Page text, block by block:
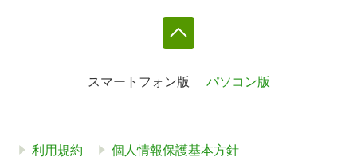
スマートフォン版 パソコン版
利用規約 個人情報保護基本方針